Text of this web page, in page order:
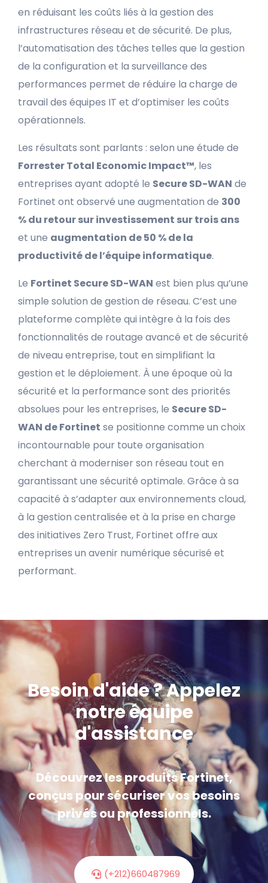
en réduisant les coûts liés à la gestion des
infrastructures réseau et de sécurité. De plus,
l’automatisation des tâches telles que la gestion
de la configuration et la surveillance des
performances permet de réduire la charge de
travail des équipes IT et d’optimiser les coûts
opérationnels.
Les résultats sont parlants : selon une étude de
Forrester Total Economic Impact™, les
entreprises ayant adopté le Secure SD-WAN de
Fortinet ont observé une augmentation de 300
% du retour sur investissement sur trois ans
et une augmentation de 50 % de la
productivité de l’équipe informatique.
Le Fortinet Secure SD-WAN est bien plus qu’une
simple solution de gestion de réseau. C’est une
plateforme complète qui intègre à la fois des
fonctionnalités de routage avancé et de sécurité
de niveau entreprise, tout en simplifiant la
gestion et le déploiement. À une époque où la
sécurité et la performance sont des priorités
absolues pour les entreprises, le Secure SD-
WAN de Fortinet se positionne comme un choix
incontournable pour toute organisation
cherchant à moderniser son réseau tout en
garantissant une sécurité optimale. Grâce à sa
capacité à s’adapter aux environnements cloud,
à la gestion centralisée et à la prise en charge
des initiatives Zero Trust, Fortinet offre aux
entreprises un avenir numérique sécurisé et
performant.
Besoin d'aide ? Appelez
notre équipe
d'assistance
Découvrez les produits Fortinet,
conçus pour sécuriser vos besoins
privés ou professionnels.
(+212)660487969